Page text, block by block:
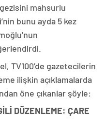
mahsurlu
bunu ayda 5 kez
TV100’de gazetecilerin
ilişkin açıklamalarda
öne çıkanlar şöyle:
DÜZENLEME: ÇARE